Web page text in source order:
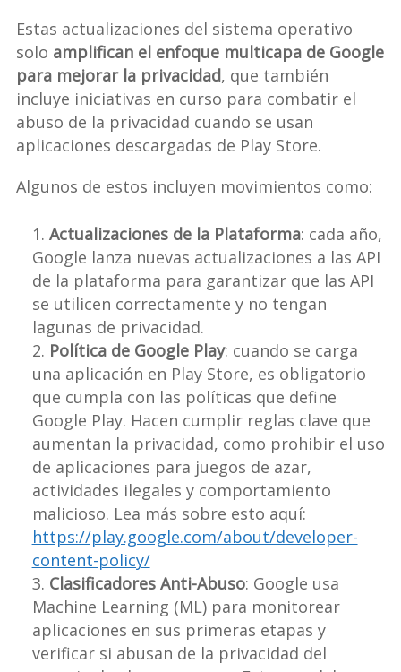
Estas actualizaciones del sistema operativo
solo amplifican el enfoque multicapa de Google
para mejorar la privacidad, que también
incluye iniciativas en curso para combatir el
abuso de la privacidad cuando se usan
aplicaciones descargadas de Play Store.
Algunos de estos incluyen movimientos como:
Actualizaciones de la Plataforma: cada año,
Google lanza nuevas actualizaciones a las API
de la plataforma para garantizar que las API
se utilicen correctamente y no tengan
lagunas de privacidad.
Política de Google Play: cuando se carga
una aplicación en Play Store, es obligatorio
que cumpla con las políticas que define
Google Play. Hacen cumplir reglas clave que
aumentan la privacidad, como prohibir el uso
de aplicaciones para juegos de azar,
actividades ilegales y comportamiento
malicioso. Lea más sobre esto aquí:
https://play.google.com/about/developer-
content-policy/
Clasificadores Anti-Abuso: Google usa
Machine Learning (ML) para monitorear
aplicaciones en sus primeras etapas y
verificar si abusan de la privacidad del